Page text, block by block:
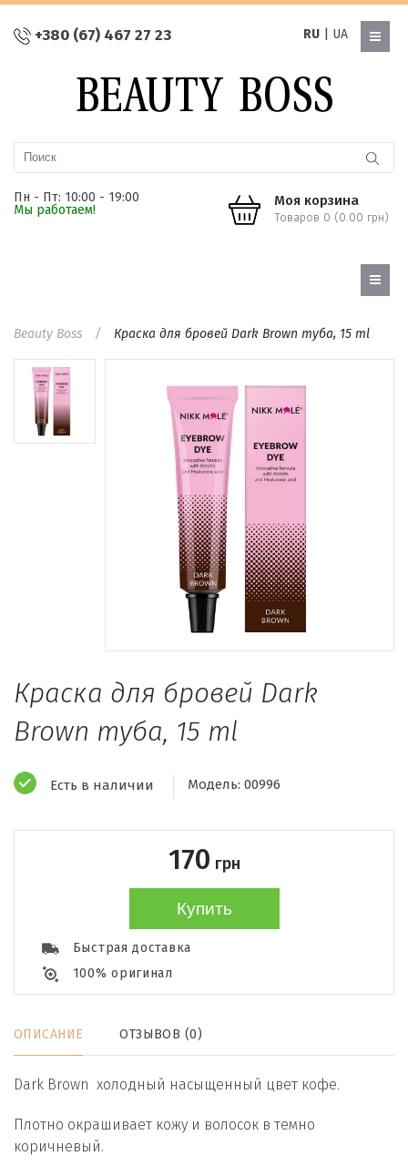
+380 (67) 467 27 23 RU| UA
Пн - Пт: 10:00 - 19:00
Мы работаем!
Моя корзина
Товаров 0 (0.00 грн)
Beauty Boss Краска для бровей Dark Brown туба, 15 ml
Краска для бровей Dark
Brown туба, 15 ml
Есть в наличии Модель: 00996
170 грн
Купить
Быстрая доставка
100% оригинал
ОПИСАНИЕ ОТЗЫВОВ (0)
Dark Brown холодный насыщенный цвет кофе.
Плотно окрашивает кожу и волосок в темно
коричневый.